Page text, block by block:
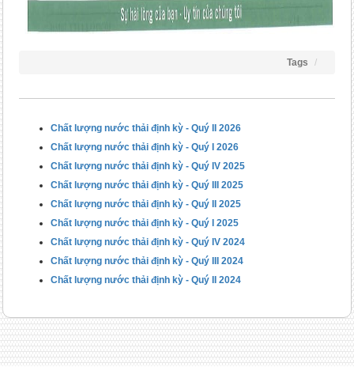
Tags
Chất lượng nước thải định kỳ - Quý II 2026
Chất lượng nước thải định kỳ - Quý I 2026
Chất lượng nước thải định kỳ - Quý IV 2025
Chất lượng nước thải định kỳ - Quý III 2025
Chất lượng nước thải định kỳ - Quý II 2025
Chất lượng nước thải định kỳ - Quý I 2025
Chất lượng nước thải định kỳ - Quý IV 2024
Chất lượng nước thải định kỳ - Quý III 2024
Chất lượng nước thải định kỳ - Quý II 2024